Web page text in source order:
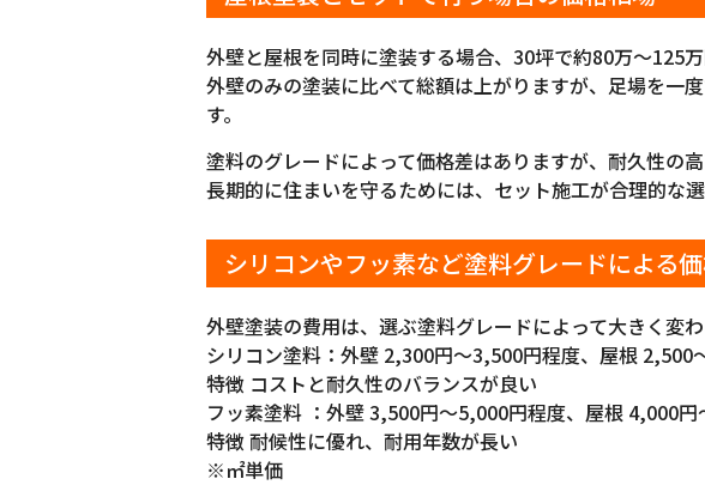
外壁と屋根を同時に塗装する場合、30坪で約80万〜125
外壁のみの塗装に比べて総額は上がりますが、足場を一
す。
塗料のグレードによって価格差はありますが、耐久性の
長期的に住まいを守るためには、セット施工が合理的な
シリコンやフッ素など塗料グレードによる
外壁塗装の費用は、選ぶ塗料グレードによって大きく変わ
シリコン塗料：外壁 2,300円〜3,500円程度、屋根 2,500
特徴 コストと耐久性のバランスが良い
フッ素塗料 ：外壁 3,500円〜5,000円程度、屋根 4,000
特徴 耐候性に優れ、耐用年数が長い
※㎡単価